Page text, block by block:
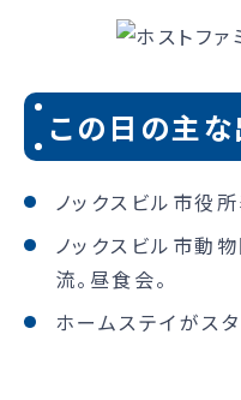
この日の主
ノックスビル市役
ノックスビル市動
流。昼食会。
ホームステイがスタ